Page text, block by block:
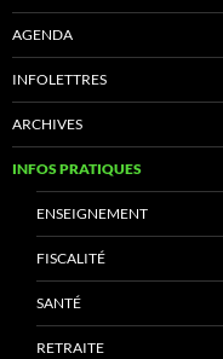
AGENDA
INFOLETTRES
ARCHIVES
INFOS PRATIQUES
ENSEIGNEMENT
FISCALITÉ
SANTÉ
RETRAITE